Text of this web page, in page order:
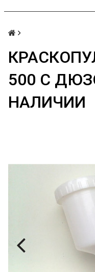
500 С
НАЛИЧИИ